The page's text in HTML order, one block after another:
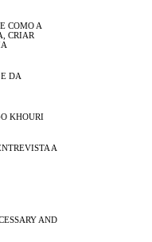
COMO A
CRIAR
DA
KHOURI
A
AND